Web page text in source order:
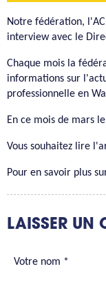
Notre fédération,
interview avec le
Chaque mois la
informations sur
professionnelle en
En ce mois de mars
Vous souhaitez lire
Pour en savoir plus
LAISSER UN
Votre nom *